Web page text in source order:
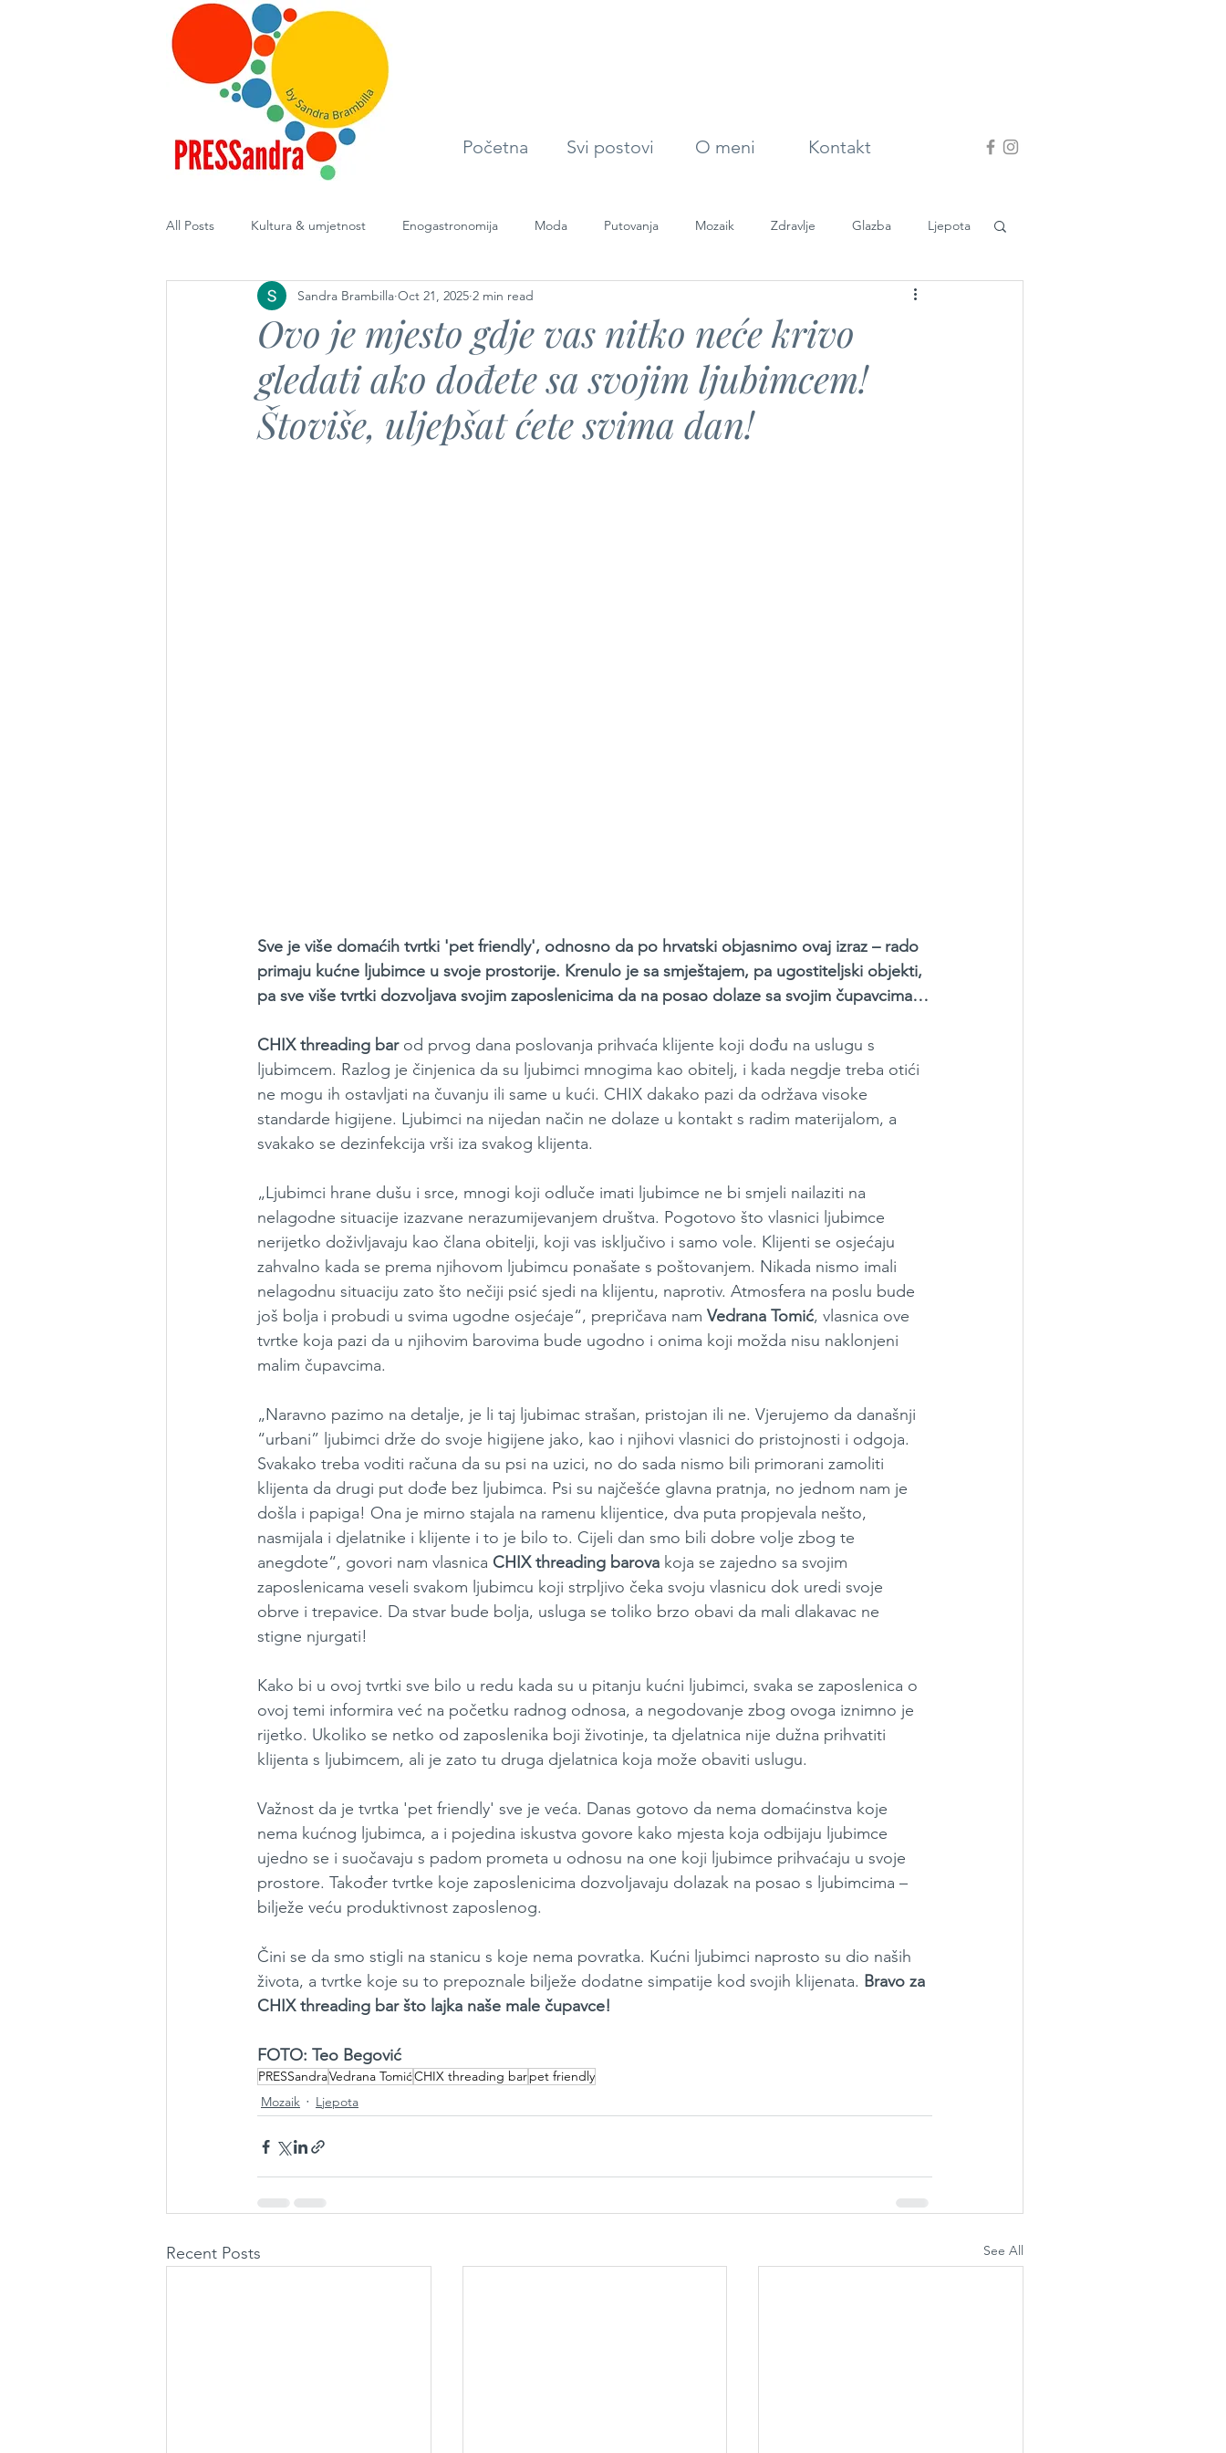
Početna Svi postovi O meni Kontakt
All Posts Kultura & umjetnost Enogastronomija Moda Putovanja Mozaik Zdravlje Glazba Ljepota
Diplomacija
Ovo je mjesto gdje vas nitko neće krivo
gledati ako dođete sa svojim ljubimcem!
Štoviše, uljepšat ćete svima dan!
Sandra Brambilla Oct 21, 2025 2 min read
Sve je više domaćih tvrtki 'pet friendly', odnosno da po hrvatski objasnimo ovaj izraz – rado
primaju kućne ljubimce u svoje prostorije. Krenulo je sa smještajem, pa ugostiteljski objekti,
pa sve više tvrtki dozvoljava svojim zaposlenicima da na posao dolaze sa svojim čupavcima…
CHIX threading bar od prvog dana poslovanja prihvaća klijente koji dođu na uslugu s
ljubimcem. Razlog je činjenica da su ljubimci mnogima kao obitelj, i kada negdje treba otići
ne mogu ih ostavljati na čuvanju ili same u kući. CHIX dakako pazi da održava visoke
standarde higijene. Ljubimci na nijedan način ne dolaze u kontakt s radim materijalom, a
svakako se dezinfekcija vrši iza svakog klijenta.
„Ljubimci hrane dušu i srce, mnogi koji odluče imati ljubimce ne bi smjeli nailaziti na
nelagodne situacije izazvane nerazumijevanjem društva. Pogotovo što vlasnici ljubimce
nerijetko doživljavaju kao člana obitelji, koji vas isključivo i samo vole. Klijenti se osjećaju
zahvalno kada se prema njihovom ljubimcu ponašate s poštovanjem. Nikada nismo imali
nelagodnu situaciju zato što nečiji psić sjedi na klijentu, naprotiv. Atmosfera na poslu bude
još bolja i probudi u svima ugodne osjećaje“, prepričava nam Vedrana Tomić, vlasnica ove
tvrtke koja pazi da u njihovim barovima bude ugodno i onima koji možda nisu naklonjeni
malim čupavcima.
„Naravno pazimo na detalje, je li taj ljubimac strašan, pristojan ili ne. Vjerujemo da današnji
“urbani” ljubimci drže do svoje higijene jako, kao i njihovi vlasnici do pristojnosti i odgoja.
Svakako treba voditi računa da su psi na uzici, no do sada nismo bili primorani zamoliti
klijenta da drugi put dođe bez ljubimca. Psi su najčešće glavna pratnja, no jednom nam je
došla i papiga! Ona je mirno stajala na ramenu klijentice, dva puta propjevala nešto,
nasmijala i djelatnike i klijente i to je bilo to. Cijeli dan smo bili dobre volje zbog te
anegdote“, govori nam vlasnica CHIX threading barova koja se zajedno sa svojim
zaposlenicama veseli svakom ljubimcu koji strpljivo čeka svoju vlasnicu dok uredi svoje
obrve i trepavice. Da stvar bude bolja, usluga se toliko brzo obavi da mali dlakavac ne
stigne njurgati!
Kako bi u ovoj tvrtki sve bilo u redu kada su u pitanju kućni ljubimci, svaka se zaposlenica o
ovoj temi informira već na početku radnog odnosa, a negodovanje zbog ovoga iznimno je
rijetko. Ukoliko se netko od zaposlenika boji životinje, ta djelatnica nije dužna prihvatiti
klijenta s ljubimcem, ali je zato tu druga djelatnica koja može obaviti uslugu.
Važnost da je tvrtka 'pet friendly' sve je veća. Danas gotovo da nema domaćinstva koje
nema kućnog ljubimca, a i pojedina iskustva govore kako mjesta koja odbijaju ljubimce
ujedno se i suočavaju s padom prometa u odnosu na one koji ljubimce prihvaćaju u svoje
prostore. Također tvrtke koje zaposlenicima dozvoljavaju dolazak na posao s ljubimcima –
bilježe veću produktivnost zaposlenog.
Čini se da smo stigli na stanicu s koje nema povratka. Kućni ljubimci naprosto su dio naših
života, a tvrtke koje su to prepoznale bilježe dodatne simpatije kod svojih klijenata. Bravo za
CHIX threading bar što lajka naše male čupavce!
FOTO: Teo Begović
PRESSandraVedrana TomićCHIX threading barpet friendly
Mozaik
Ljepota
Recent Posts See All